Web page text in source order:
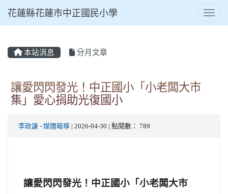
花蓮縣花蓮市中正國民小學
本站消息 分月文章
讓愛閃閃發光！中正國小「小老闆大市
集」愛心捐助光復國小
李政謙 - 媒體報導 | 2026-04-30 | 點閱數： 789
讓愛閃閃發光！中正國小「小老闆大市